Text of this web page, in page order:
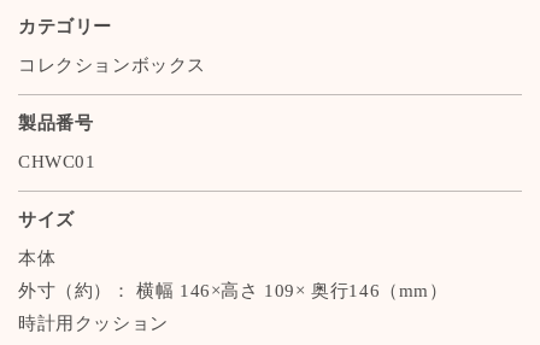
カテゴリー
コレクションボックス
製品番号
CHWC01
サイズ
本体
外寸（約）： 横幅 146×高さ 109× 奥行146（mm）
時計用クッション